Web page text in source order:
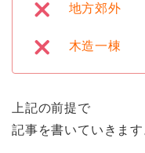
地方郊外
木造一棟
上記の前提で
記事を書いていきます